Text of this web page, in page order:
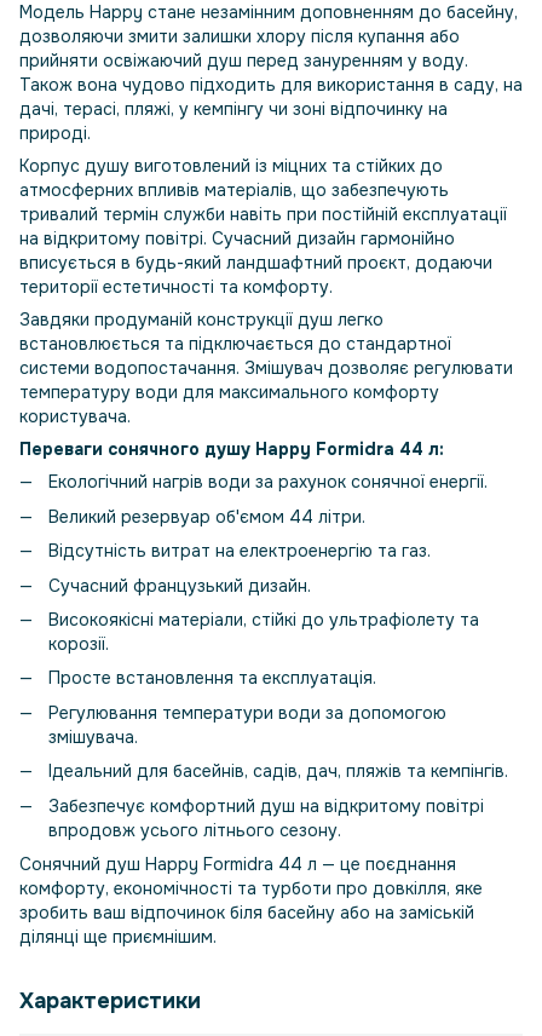
Модель Happy стане незамінним доповненням до басейну,
дозволяючи змити залишки хлору після купання або
прийняти освіжаючий душ перед зануренням у воду.
Також вона чудово підходить для використання в саду, на
дачі, терасі, пляжі, у кемпінгу чи зоні відпочинку на
природі.
Корпус душу виготовлений із міцних та стійких до
атмосферних впливів матеріалів, що забезпечують
тривалий термін служби навіть при постійній експлуатації
на відкритому повітрі. Сучасний дизайн гармонійно
вписується в будь-який ландшафтний проєкт, додаючи
території естетичності та комфорту.
Завдяки продуманій конструкції душ легко
встановлюється та підключається до стандартної
системи водопостачання. Змішувач дозволяє регулювати
температуру води для максимального комфорту
користувача.
Переваги сонячного душу Happy Formidra 44 л:
Екологічний нагрів води за рахунок сонячної енергії.
Великий резервуар об'ємом 44 літри.
Відсутність витрат на електроенергію та газ.
Сучасний французький дизайн.
Високоякісні матеріали, стійкі до ультрафіолету та
корозії.
Просте встановлення та експлуатація.
Регулювання температури води за допомогою
змішувача.
Ідеальний для басейнів, садів, дач, пляжів та кемпінгів.
Забезпечує комфортний душ на відкритому повітрі
впродовж усього літнього сезону.
Сонячний душ Happy Formidra 44 л — це поєднання
комфорту, економічності та турботи про довкілля, яке
зробить ваш відпочинок біля басейну або на заміській
ділянці ще приємнішим.
Характеристики